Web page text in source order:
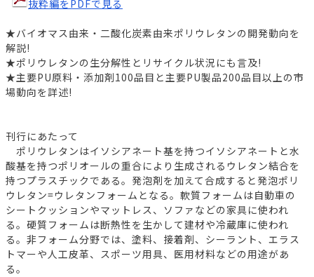
抜粋編をPDFで見る
★バイオマス由来・二酸化炭素由来ポリウレタンの開発動向を
解説!
★ポリウレタンの生分解性とリサイクル状況にも言及!
★主要PU原料・添加剤100品目と主要PU製品200品目以上の市
場動向を詳述!
刊行にあたって
ポリウレタンはイソシアネート基を持つイソシアネートと水
酸基を持つポリオールの重合により生成されるウレタン結合を
持つプラスチックである。発泡剤を加えて合成すると発泡ポリ
ウレタン=ウレタンフォームとなる。軟質フォームは自動車の
シートクッションやマットレス、ソファなどの家具に使われ
る。硬質フォームは断熱性を生かして建材や冷蔵庫に使われ
る。非フォーム分野では、塗料、接着剤、シーラント、エラス
トマーや人工皮革、スポーツ用具、医用材料などの用途があ
る。